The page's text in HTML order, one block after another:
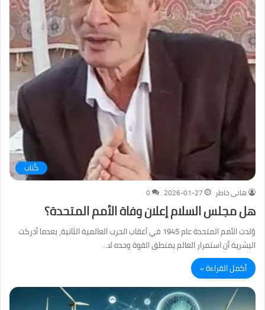
كُتاب
هانى خاطر
2026-01-27
0
هل مجلس السلام إعلان وفاة الأمم المتحدة؟
وُلدت الأمم المتحدة عام 1945 في أعقاب الحرب العالمية الثانية، بعدما أدركت
البشرية أن استمرار العالم بمنطق القوة وحده لا…
أكمل القراءة »